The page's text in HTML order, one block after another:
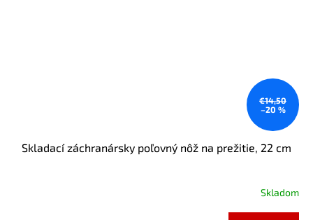
€14,50
–20 %
Skladací záchranársky poľovný nôž na prežitie, 22 cm
Skladom